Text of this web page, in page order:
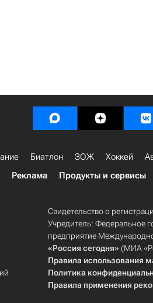
Биатлон ЗОЖ Хоккей
Реклама Продукты и сервисы
Свидетельство о
Учредитель: Федеральное
предприятие
«Россия сегодня» (МИА
Правила использования
Политика
Правила применения